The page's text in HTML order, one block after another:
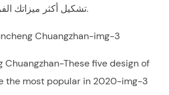
تشكيل أكثر ميزاتك الفريدة.